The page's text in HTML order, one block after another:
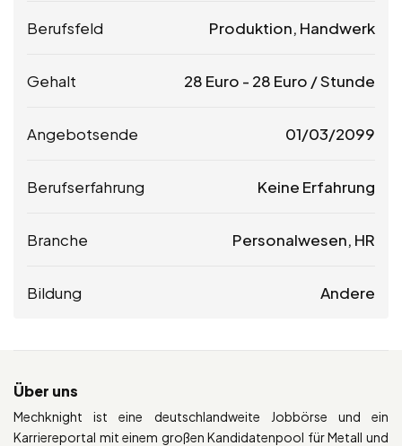
Berufsfeld Produktion, Handwerk
Gehalt 28 Euro - 28 Euro / Stunde
Angebotsende 01/03/2099
Berufserfahrung Keine Erfahrung
Branche Personalwesen, HR
Bildung Andere
Über uns
Mechknight ist eine deutschlandweite Jobbörse und ein
Karriereportal mit einem großen Kandidatenpool für Metall und